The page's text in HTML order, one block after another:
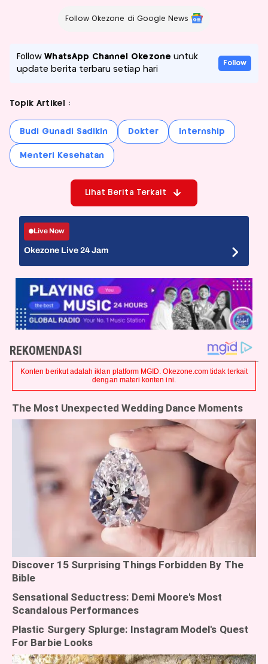
Follow Okezone di Google News
FollowWhatsApp Channel Okezone untuk
update berita terbaru setiap hari
Follow
Topik Artikel :
Budi Gunadi Sadikin Dokter Internship
Menteri Kesehatan
Lihat Berita Terkait
Live Now
Okezone Live 24 Jam